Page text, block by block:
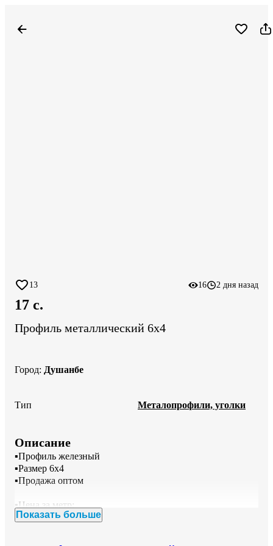
13 16 2 дня назад
17 c.
Профиль металлический 6х4
Город: Душанбе
Тип Металопрофили, уголки
Описание
▪️Профиль железный
▪️Размер 6х4
▪️Продажа оптом
▪️Цена за метр:
  Толщина / Цена:
Показать больше